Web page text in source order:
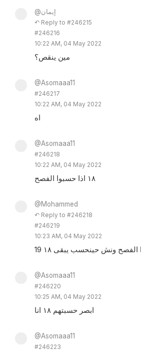
@إيمان
↶ Reply to #246215
#246216
10:22 AM, 04 May 2022
مين ينقص؟
@Asomaaa11
#246217
10:22 AM, 04 May 2022
اه
@Asomaaa11
#246218
10:22 AM, 04 May 2022
١٨ اذا حسبوا الفصح
@Mohammed
↶ Reply to #246218
#246219
10:23 AM, 04 May 2022
الفصح ونش حينحسب يبقى ١٨
@Asomaaa11
#246220
10:25 AM, 04 May 2022
ابصر حسبتهم ١٨ انا
@Asomaaa11
#246223